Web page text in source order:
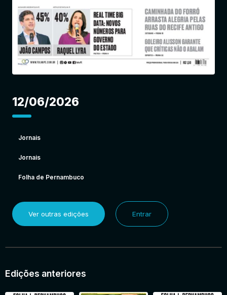
12/06/2026
Jornais
Jornais
Folha de Pernambuco
Ver outras edições Entrar
Edições anteriores